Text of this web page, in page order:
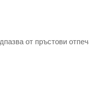
от пръстови